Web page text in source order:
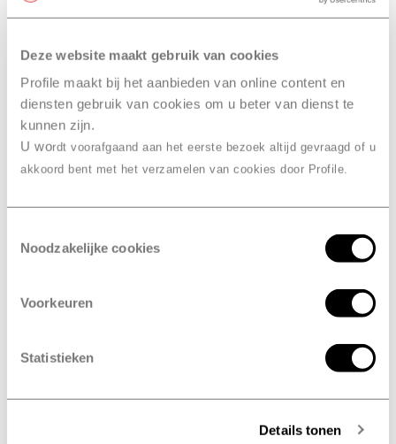
Deze website maakt gebruik van cookies
Profile maakt bij het aanbieden van online content en
diensten gebruik van cookies om u beter van dienst te
kunnen zijn.
U wordt voorafgaand aan het eerste bezoek altijd gevraagd of u
akkoord bent met het verzamelen van cookies door Profile.
Noodzakelijke cookies
Voorkeuren
Statistieken
Details tonen
RDW-erkend
Combineer de APK met een grote
beurt
Ja, de APK is een wettelijke keuring die in heel Europa
verplicht is. Het doel van de keuring is om de
beschermen. Bij de controle kijken we bijvoorbeeld
naar de verlichting van je voertuig. Maar ook
voertuigen die te veel schadelijk stoffen uitstoten
komen niet door de keuring en worden dus afgekeurd.
positieve gevolgen voor het milieu.